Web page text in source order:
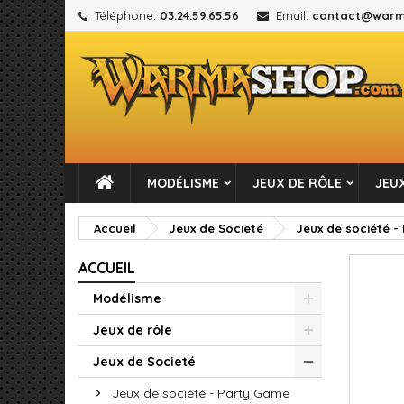
Téléphone: 03.24.59.65.56 Email:
MODÉLISME JEUX DE RÔLE
Accueil Jeux de Societé Jeux de société -
ACCUEIL
Modélisme
Jeux de rôle
Jeux de Societé
Jeux de société - Party Game
add_circle_outline